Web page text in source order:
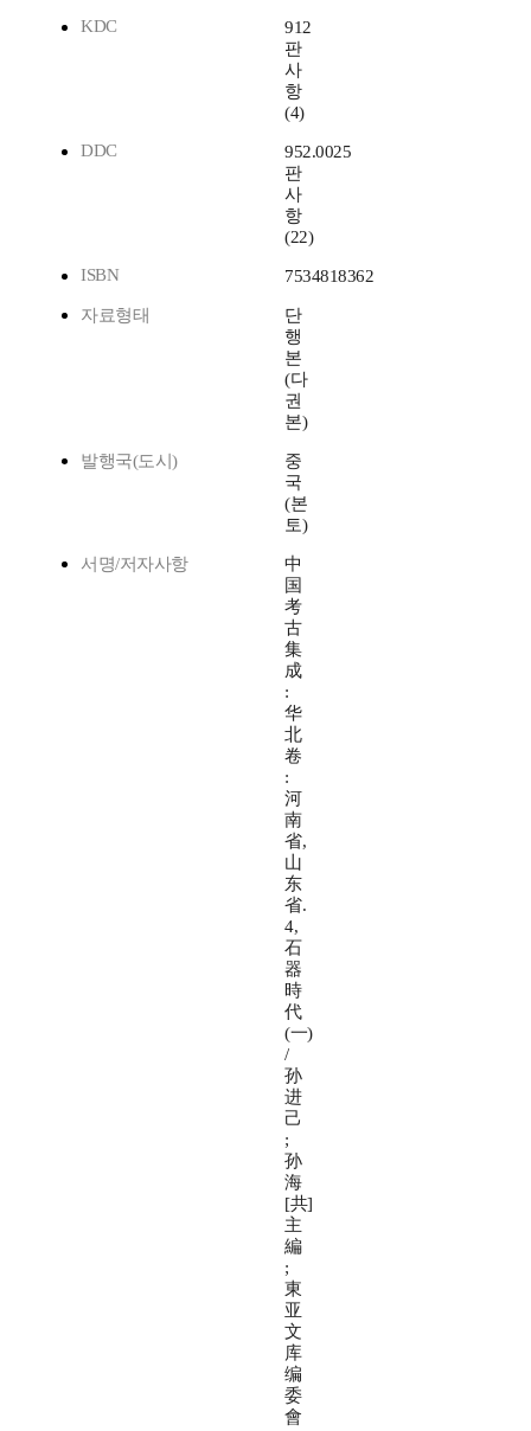
KDC
912
판
사
항
(4)
DDC
952.0025
판
사
항
(22)
ISBN
7534818362
자료형태
단
행
본
(다
권
본)
발행국(도시)
중
국
(본
토)
서명/저자사항
中
国
考
古
集
成
:
华
北
卷
:
河
南
省,
山
东
省.
4,
石
器
時
代
(一)
/
孙
进
己
;
孙
海
[共]
主
編
;
東
亚
文
库
编
委
會